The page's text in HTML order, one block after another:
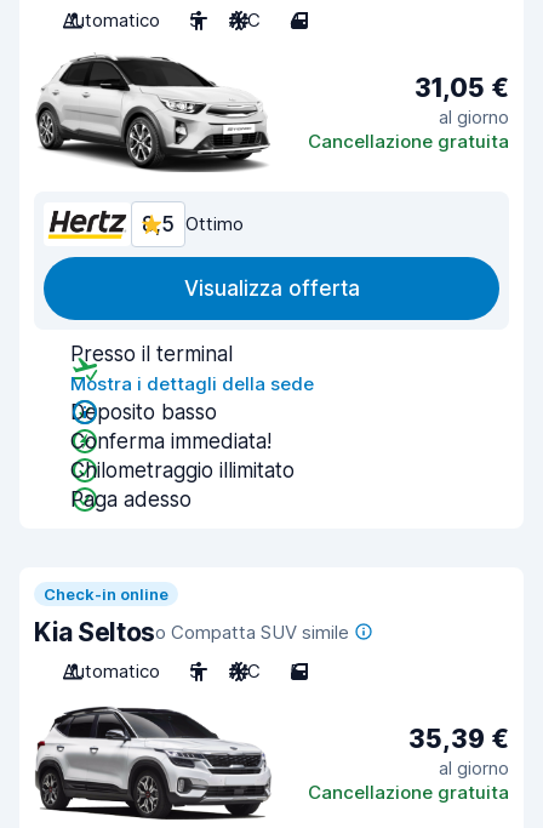
Automatico
5 A/C 4
31,05 €
al giorno
Cancellazione gratuita
8,5 Ottimo
Visualizza offerta
Presso il terminal
Mostra i dettagli della sede
Deposito basso
Conferma immediata!
Chilometraggio illimitato
Paga adesso
Check-in online
Kia Seltoso Compatta SUV simile
Automatico
5 A/C 5
35,39 €
al giorno
Cancellazione gratuita